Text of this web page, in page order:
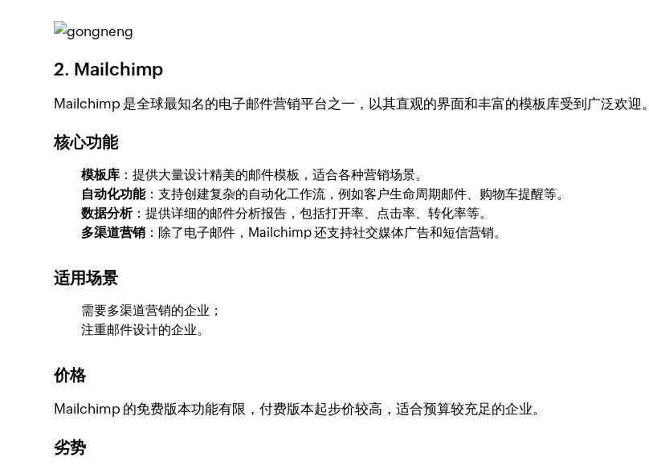
2. Mailchimp
Mailchimp 是全球最知名的电子邮件营销平台之一，以其直观的界面和丰富的模板库受到广泛欢迎。
核心功能
模板库 ：提供大量设计精美的邮件模板，适合各种营销场景。
自动化功能：支持创建复杂的自动化工作流，例如客户生命周期邮件、购物车提醒等。
数据分析：提供详细的邮件分析报告，包括打开率、点击率、转化率等。
多渠道营销 ：除了电子邮件，Mailchimp 还支持社交媒体广告和短信营销。
适用场景
需要多渠道营销的企业；
注重邮件设计的企业。
价格
Mailchimp 的免费版本功能有限，付费版本起步价较高，适合预算较充足的企业。
劣势